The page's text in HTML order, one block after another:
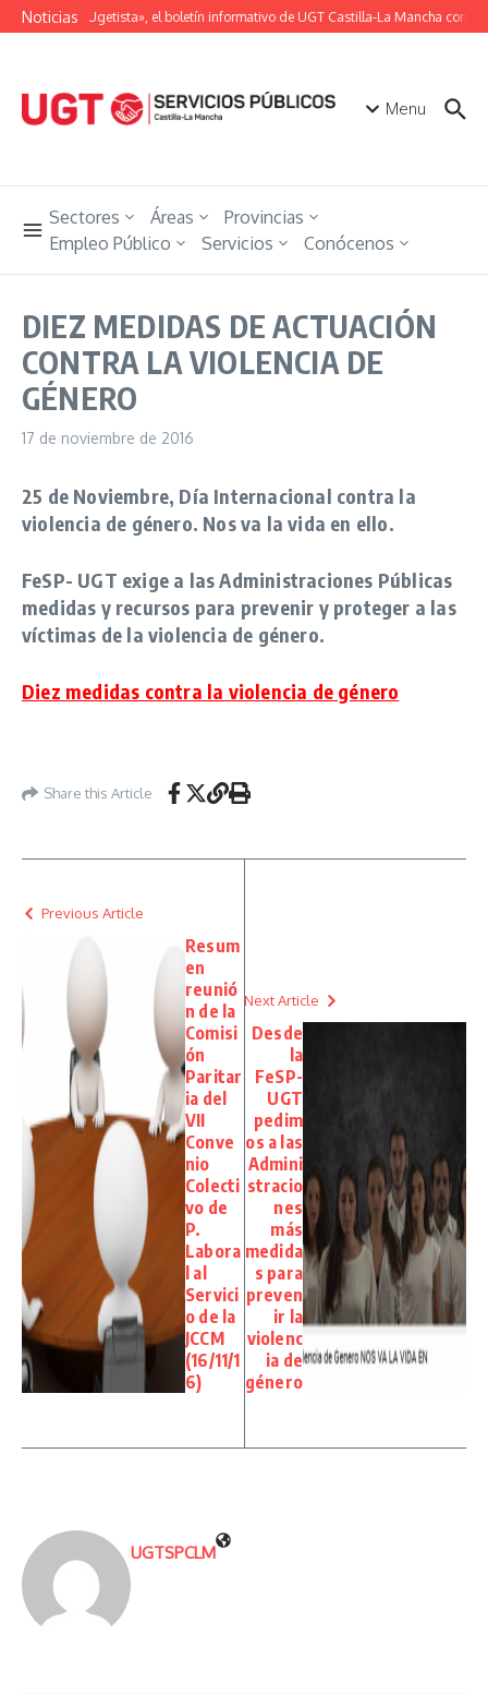
Saltar al contenido
Noticias
«Unión Ugetista», el boletín informativo de UGT Castilla-La Mancha con
Menu
Sectores Áreas
Provincias
Empleo Público
Servicios Conócenos
DIEZ MEDIDAS DE ACTUACIÓN
CONTRA LA VIOLENCIA DE
GÉNERO
17 de noviembre de 2016
25 de Noviembre, Día Internacional contra la
violencia de género. Nos va la vida en ello.
FeSP- UGT exige a las Administraciones Públicas
medidas y recursos para prevenir y proteger a las
víctimas de la violencia de género.
Diez medidas contra la violencia de género
Share this Article
Previous Article
Resum
en
reunió
n de la
Comisi
ón
Paritar
ia del
VII
Conve
nio
Colecti
vo de
P.
Labora
l al
Servici
o de la
JCCM
(16/11/1
6)
Next Article
Desde
la
FeSP-
UGT
pedim
os a las
Admini
stracio
nes
más
medida
s para
preven
ir la
violenc
ia de
género
UGTSPCLM